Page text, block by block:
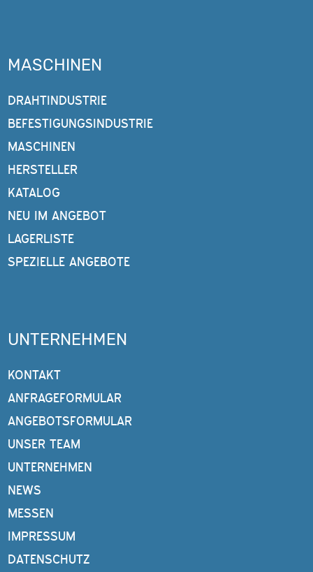
MASCHINEN
DRAHTINDUSTRIE
BEFESTIGUNGSINDUSTRIE
MASCHINEN
HERSTELLER
KATALOG
NEU IM ANGEBOT
LAGERLISTE
SPEZIELLE ANGEBOTE
UNTERNEHMEN
KONTAKT
ANFRAGEFORMULAR
ANGEBOTSFORMULAR
UNSER TEAM
UNTERNEHMEN
NEWS
MESSEN
IMPRESSUM
DATENSCHUTZ